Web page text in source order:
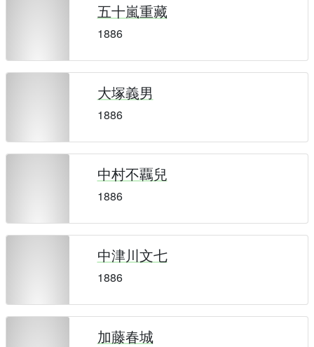
五十嵐重藏
1886
大塚義男
1886
中村不覊兒
1886
中津川文七
1886
加藤春城